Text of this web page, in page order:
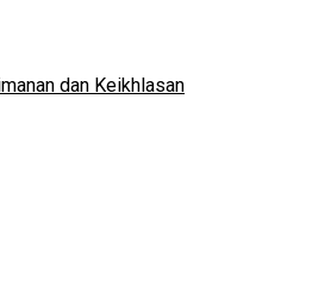
dan Keikhlasan